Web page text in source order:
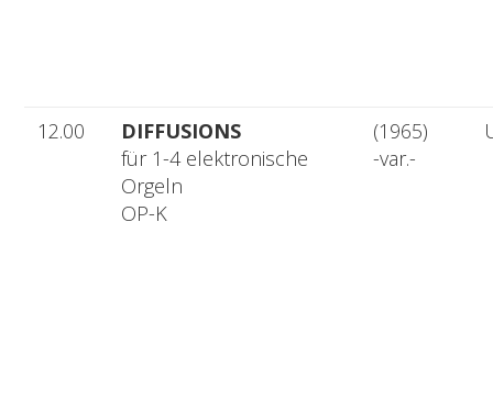
12.00
DIFFUSIONS
für 1-4 elektronische
Orgeln
OP-K
(1965)
-var.-